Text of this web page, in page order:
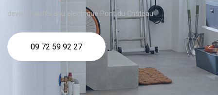
devis Chauffe eau electrique Pont du Château
09 72 59 92 27